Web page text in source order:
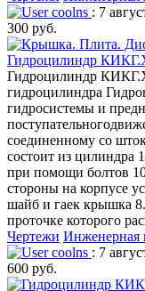
coolns : 7
300 руб.
Гидроцилиндр
Гидроцилиндр
гидроцилиндра
гидросистемы и
соединенному со
состоит из цилиндра
при помощи болтов
стороны на корпусе
шайб и гаек крышка
проточке которого
Чертежи Инженерная
coolns : 7
600 руб.